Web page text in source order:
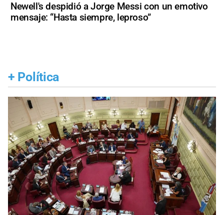
Newell's despidió a Jorge Messi con un emotivo
mensaje: “Hasta siempre, leproso”
+ Política